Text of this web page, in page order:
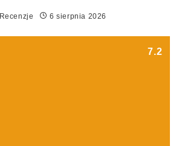
Recenzje 6 sierpnia 2026
7.2